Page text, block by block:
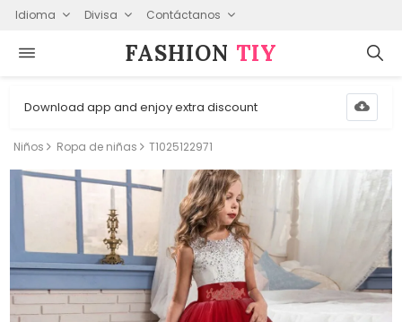
Idioma Divisa Contáctanos
FASHION⁠ TIY
Download app and enjoy extra discount
Niños Ropa de niñas T1025122971